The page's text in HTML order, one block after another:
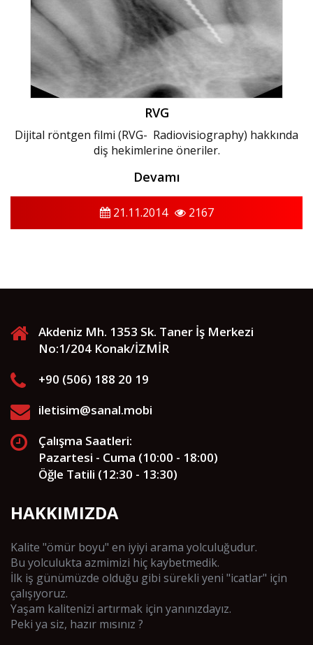
RVG
Dijital röntgen filmi (RVG- Radiovisiography) hakkında
diş hekimlerine öneriler.
Devamı
21.11.2014 2167
Akdeniz Mh. 1353 Sk. Taner İş Merkezi
No:1/204 Konak/İZMİR
+90 (506) 188 20 19
iletisim@sanal.mobi
Çalışma Saatleri:
Pazartesi - Cuma (10:00 - 18:00)
Öğle Tatili (12:30 - 13:30)
HAKKIMIZDA
Kalite "ömür boyu" en iyiyi arama yolculuğudur.
Bu yolculukta azmimizi hiç kaybetmedik.
İlk iş günümüzde olduğu gibi sürekli yeni "icatlar" için
çalışıyoruz.
Yaşam kalitenizi artırmak için yanınızdayız.
Peki ya siz, hazır mısınız ?